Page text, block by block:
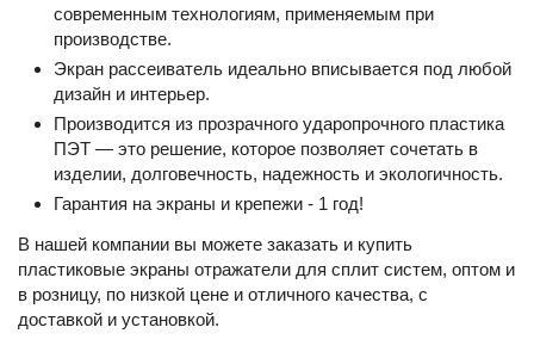
современным технологиям, применяемым при
производстве.
Экран рассеиватель идеально вписывается под любой
дизайн и интерьер.
Производится из прозрачного ударопрочного пластика
ПЭТ — это решение, которое позволяет сочетать в
изделии, долговечность, надежность и экологичность.
Гарантия на экраны и крепежи - 1 год!
В нашей компании вы можете заказать и купить
пластиковые экраны отражатели для сплит систем, оптом и
в розницу, по низкой цене и отличного качества, с
доставкой и установкой.